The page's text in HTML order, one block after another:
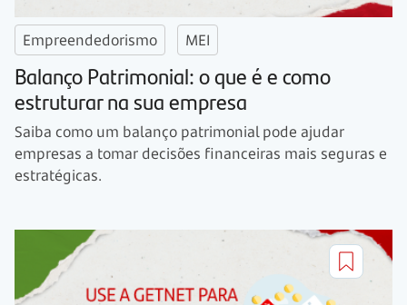
Empreendedorismo MEI
Balanço Patrimonial: o que é e como
estruturar na sua empresa
Saiba como um balanço patrimonial pode ajudar
empresas a tomar decisões financeiras mais seguras e
estratégicas.